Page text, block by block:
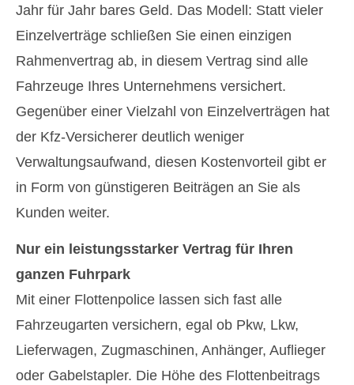
Jahr für Jahr bares Geld. Das Modell: Statt vieler
Einzelverträge schließen Sie einen einzigen
Rahmenvertrag ab, in diesem Vertrag sind alle
Fahrzeuge Ihres Unternehmens versichert.
Gegenüber einer Vielzahl von Einzelverträgen hat
der Kfz-Versicherer deutlich weniger
Verwaltungsaufwand, diesen Kostenvorteil gibt er
in Form von günstigeren Beiträgen an Sie als
Kunden weiter.
Nur ein leistungsstarker Vertrag für Ihren
ganzen Fuhrpark
Mit einer Flottenpolice lassen sich fast alle
Fahrzeugarten ver­sichern, egal ob Pkw, Lkw,
Lieferwagen, Zugmaschinen, Anhänger, Auflieger
oder Gabelstapler. Die Höhe des Flottenbeitrags